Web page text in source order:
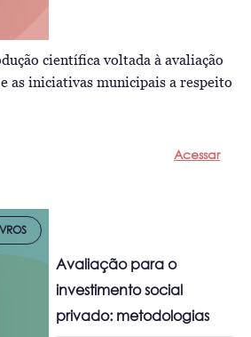
científica voltada à avaliação
as iniciativas municipais a respeito
Acessar
Avaliação para o
investimento social
privado: metodologias